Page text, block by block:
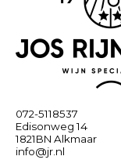
072-5118537
Edisonweg 14
1821BN Alkmaar
info@jr.nl